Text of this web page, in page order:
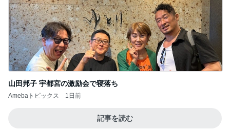
山田邦子 宇都宮の激励会で寝落ち
Amebaトピックス 1日前
記事を読む